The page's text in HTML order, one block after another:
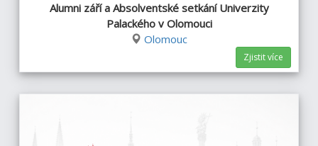
Alumni září a Absolventské setkání Univerzity
Palackého v Olomouci
Olomouc
Zjistit více